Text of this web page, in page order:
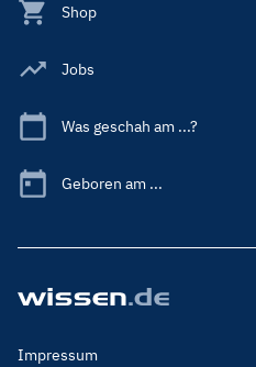
Shop
Jobs
Was geschah am ...?
Geboren am ...
Footer
Impressum